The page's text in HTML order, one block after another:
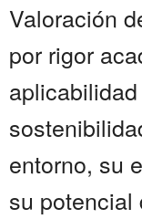
Valoración
por rigor
entorno, su
su potencial